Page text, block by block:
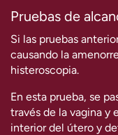
Pruebas de
Si las pruebas
causando la
histeroscopia.
En esta prueba, se
través de la vagina y
interior del útero y